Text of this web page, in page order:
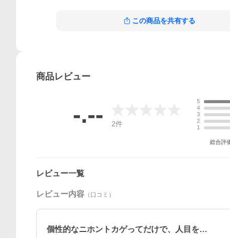
この商品を共有する
商品レビュー
-.-- 2件
5
4
3
2
1
総合評
レビュー一覧
レビュー内容 （口コミ）
個性的なニホントカゲってだけで、人目を…